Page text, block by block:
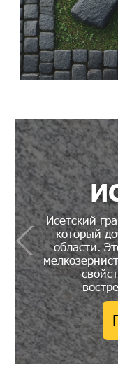
Исетский
который
области.